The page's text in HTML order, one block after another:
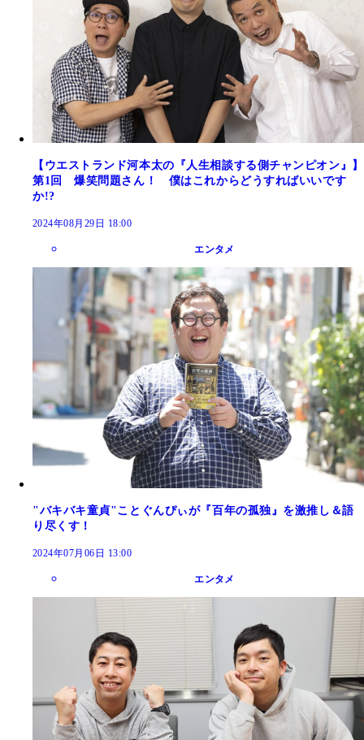
【ウエストランド河本太の『人生相談する側チャンピオン』】
第1回 爆笑問題さん！ 僕はこれからどうすればいいです
か!?
2024年08月29日 18:00
エンタメ
"バキバキ童貞"ことぐんぴぃが『百年の孤独』を激推し＆語
り尽くす！
2024年07月06日 13:00
エンタメ